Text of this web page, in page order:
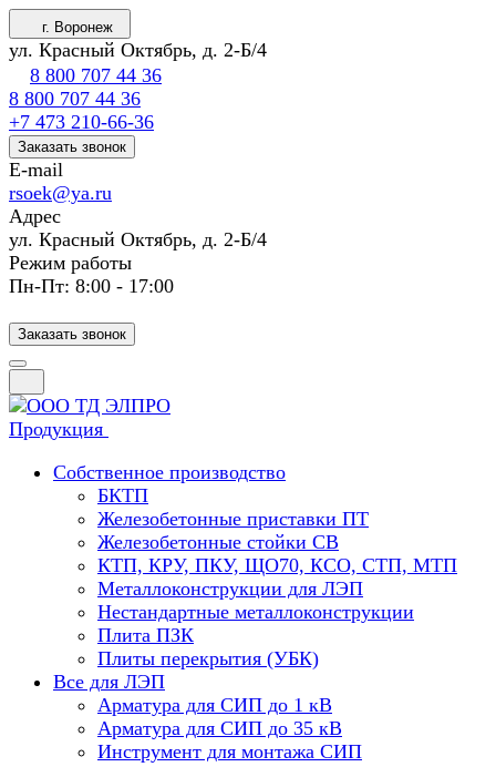
г. Воронеж
ул. Красный Октябрь, д. 2-Б/4
8 800 707 44 36
8 800 707 44 36
+7 473 210-66-36
Заказать звонок
E-mail
rsoek@ya.ru
Адрес
ул. Красный Октябрь, д. 2-Б/4
Режим работы
Пн-Пт: 8:00 - 17:00
Заказать звонок
Продукция
Собственное производство
БКТП
Железобетонные приставки ПТ
Железобетонные стойки СВ
КТП, КРУ, ПКУ, ЩО70, КСО, СТП, МТП
Металлоконструкции для ЛЭП
Нестандартные металлоконструкции
Плита ПЗК
Плиты перекрытия (УБК)
Все для ЛЭП
Арматура для СИП до 1 кВ
Арматура для СИП до 35 кВ
Инструмент для монтажа СИП